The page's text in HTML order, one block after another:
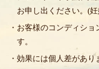
お申し出ください。(
・お客様のコンディシ
す。
・効果には個人差があり